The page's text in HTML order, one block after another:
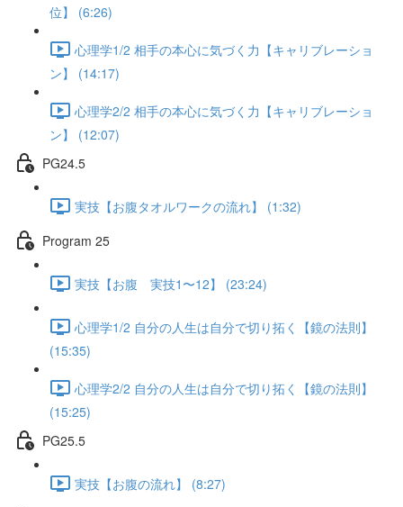
位】 (6:26)
心理学1/2 相手の本心に気づく力【キャリブレーショ
ン】 (14:17)
心理学2/2 相手の本心に気づく力【キャリブレーショ
ン】 (12:07)
PG24.5
実技【お腹タオルワークの流れ】 (1:32)
Program 25
実技【お腹 実技1〜12】 (23:24)
心理学1/2 自分の人生は自分で切り拓く【鏡の法則】
(15:35)
心理学2/2 自分の人生は自分で切り拓く【鏡の法則】
(15:25)
PG25.5
実技【お腹の流れ】 (8:27)